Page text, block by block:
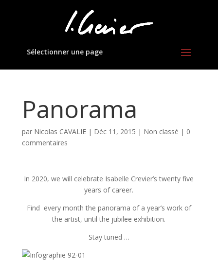
Sélectionner une page
Panorama
par Nicolas CAVALIE| Déc 11, 2015 | Non classé | 0
commentaires
In 2020, we will celebrate Isabelle Crevier’s twenty five
years of career.
Find every month the panorama of a year’s work of
the artist, until the jubilee exhibition.
Stay tuned …